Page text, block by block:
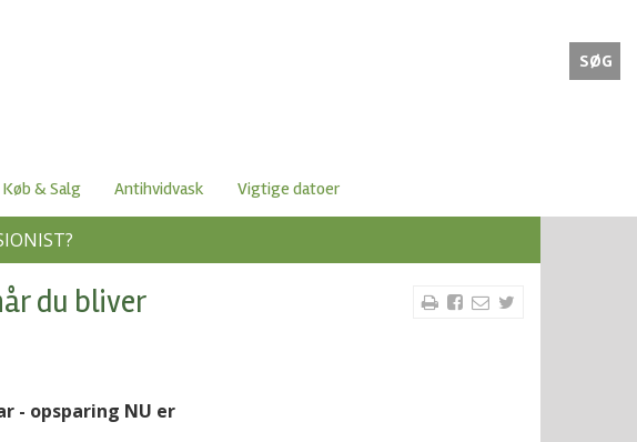
Køb & Salg Antihvidvask Vigtige datoer
SØG
du bliver
- opsparing NU er